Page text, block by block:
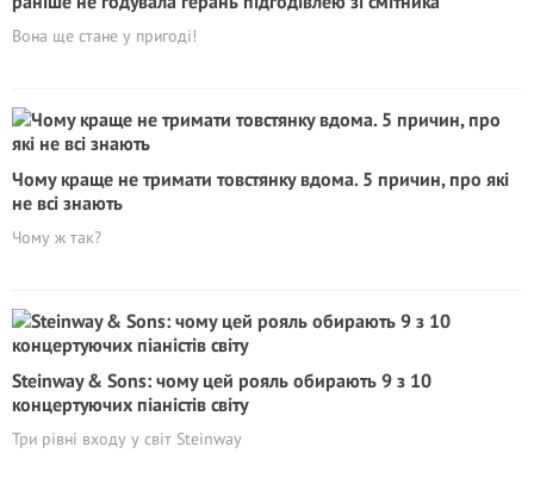
Вона ще стане у пригоді!
Чому краще не тримати товстянку вдома. 5 причин, про які
не всі знають
Чому ж так?
Steinway & Sons: чому цей рояль обирають 9 з 10
концертуючих піаністів світу
Три рівні входу у світ Steinway